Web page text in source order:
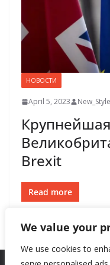
We value your
We use cookies to
НОВОСТИ
April 5, 2023 New_Style
Brexit
Read more